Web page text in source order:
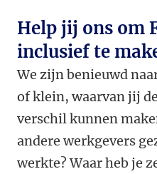
Help jij ons om
inclusief te
We zijn benieuwd
of klein, waarvan jij
verschil kunnen
andere werkgevers
werkte? Waar heb je